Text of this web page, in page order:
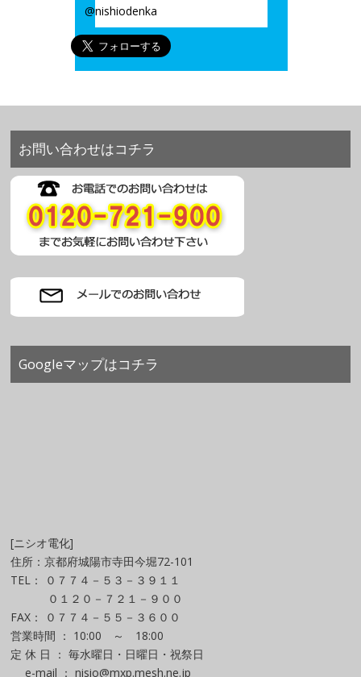
@nishiodenka
お問い合わせはコチラ
Googleマップはコチラ
[ニシオ電化]
住所：京都府城陽市寺田今堀72-101
TEL： ０７７４－５３－３９１１
０１２０－７２１－９００
FAX： ０７７４－５５－３６００
営業時間 ： 10:00 ～ 18:00
定 休 日 ： 毎水曜日・日曜日・祝祭日
e-mail ： nisio@mxp.mesh.ne.jp